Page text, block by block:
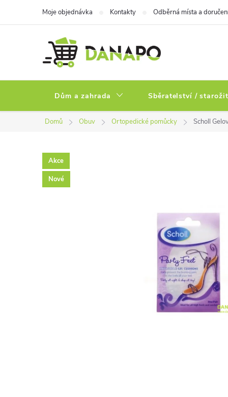
Moje objednávka Kontakty Odběrná místa a
Dům a zahrada Sběratelství /
Domů Obuv Ortopedické pomůcky Scholl
Akce
Nové